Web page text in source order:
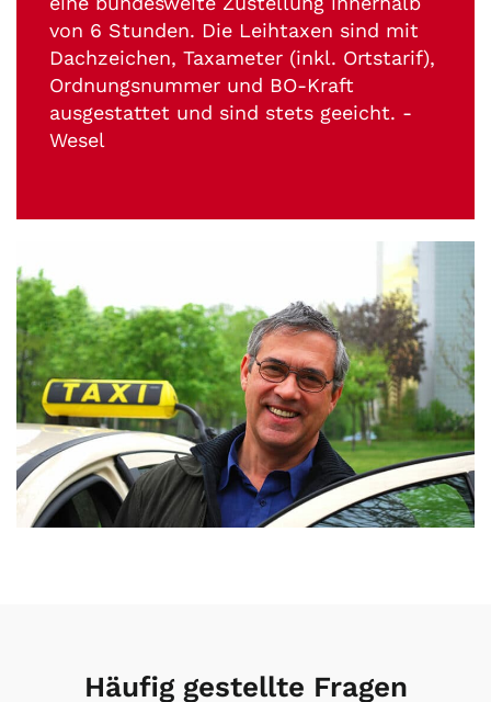
von 6 Stunden. Die Leihtaxen sind mit
Dachzeichen, Taxameter (inkl. Ortstarif),
Ordnungsnummer und BO-Kraft
ausgestattet und sind stets geeicht. -
Wesel
Häufig gestellte Fragen